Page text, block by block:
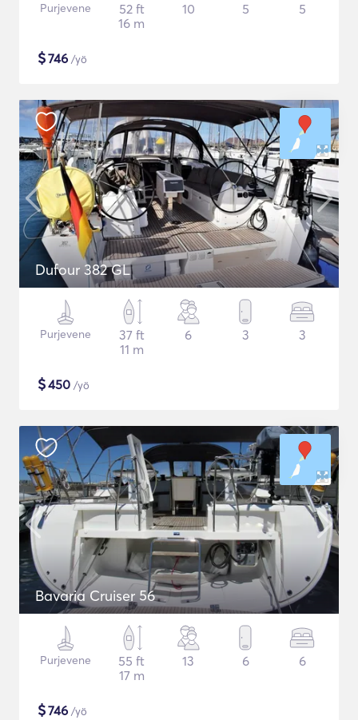
Purjevene
52 ft
16 m
10 5 5
$746 /yö
Dufour 382 GL
Purjevene
37 ft
11 m
6 3 3
$450 /yö
Bavaria Cruiser 56
Purjevene
55 ft
17 m
13 6 6
$746 /yö